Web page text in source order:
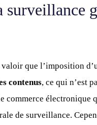
surveillance
que l’imposition
contenus, ce qui n’est
commerce électronique
de surveillance.